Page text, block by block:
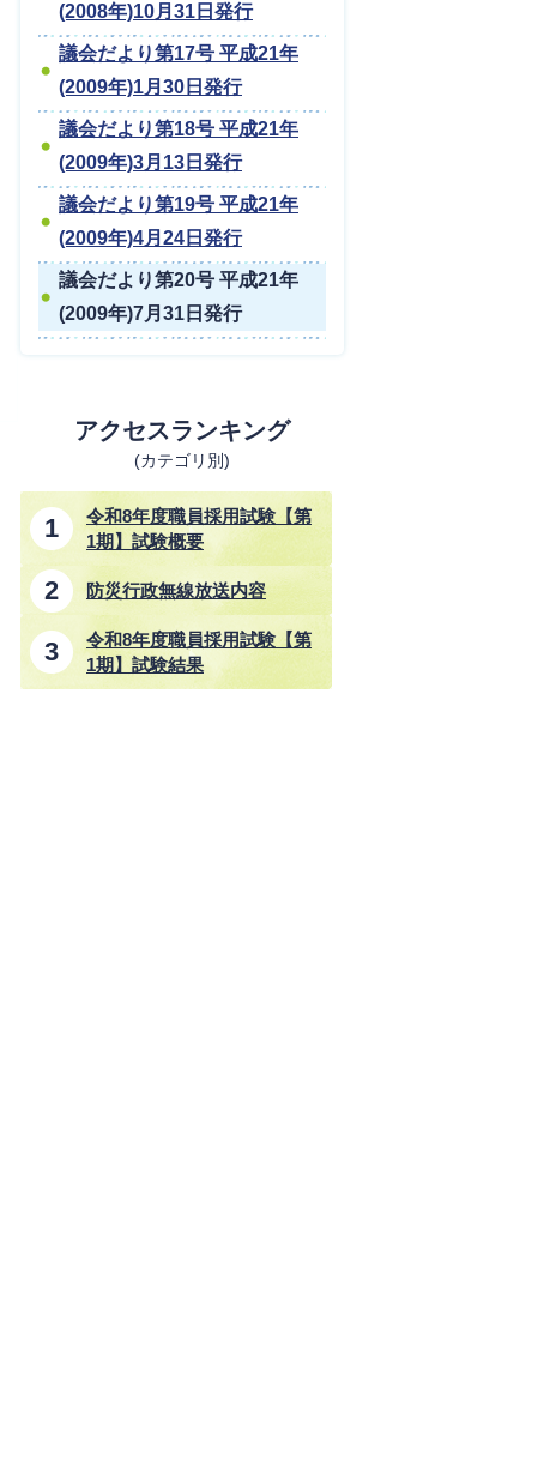
(2008年)10月31日発行
議会だより第17号 平成21年
(2009年)1月30日発行
議会だより第18号 平成21年
(2009年)3月13日発行
議会だより第19号 平成21年
(2009年)4月24日発行
議会だより第20号 平成21年
(2009年)7月31日発行
アクセスランキング
(カテゴリ別)
令和8年度職員採用試験【第
1期】試験概要
防災行政無線放送内容
令和8年度職員採用試験【第
1期】試験結果